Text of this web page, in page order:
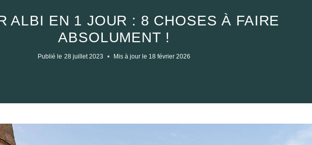
ALBI EN 1 JOUR : 8 CHOSES À FAIRE
ABSOLUMENT !
Publié le 28 juillet 2023 Mis à jour le 18 février 2026